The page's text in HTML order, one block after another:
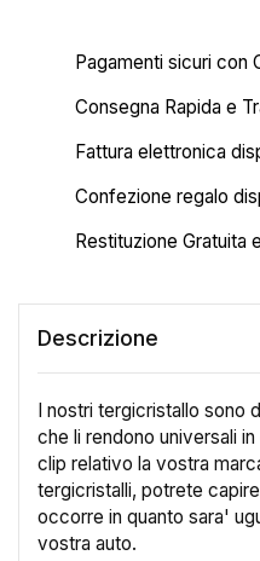
Pagamenti sicuri con
Consegna Rapida e
Fattura elettronica
Confezione regalo
Restituzione Gratuita
Descrizione
I nostri tergicristallo sono
che li rendono universali
clip relativo la vostra
tergicristalli, potrete
occorre in quanto sara'
vostra auto.